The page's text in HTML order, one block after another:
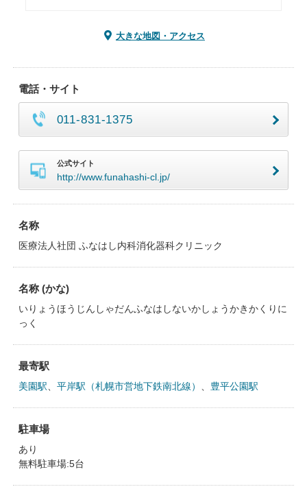
大きな地図・アクセス
電話・サイト
011-831-1375
公式サイト
http://www.funahashi-cl.jp/
名称
医療法人社団 ふなはし内科消化器科クリニック
名称 (かな)
いりょうほうじんしゃだんふなはしないかしょうかきかくりに
っく
最寄駅
美園駅 平岸駅（札幌市営地下鉄南北線） 豊平公園駅
駐車場
あり
無料駐車場:5台